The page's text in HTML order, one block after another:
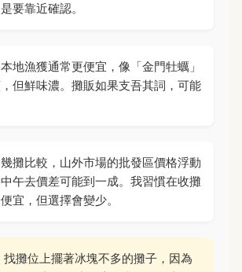
要靠近確認。
地漁獲通常更便宜，像「金門牡蠣」
但鮮味濃。攤販如果支吾其詞，可能
攤比較，山外市場的批發區價格浮動
午去價差可能到一成。我習慣在收攤
宜，但選擇會變少。
攤位上擺著冰塊不多的攤子，因為